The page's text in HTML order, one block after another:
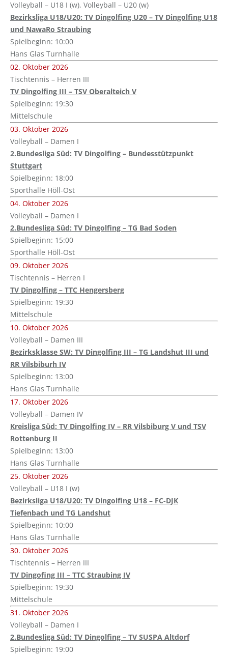
Volleyball – U18 I (w), Volleyball – U20 (w)
Bezirksliga U18/U20: TV Dingolfing U20 – TV Dingolfing U18
und NawaRo Straubing
Spielbeginn: 10:00
Hans Glas Turnhalle
02. Oktober 2026
Tischtennis – Herren III
TV Dingolfing III – TSV Oberalteich V
Spielbeginn: 19:30
Mittelschule
03. Oktober 2026
Volleyball – Damen I
2.Bundesliga Süd: TV Dingolfing – Bundesstützpunkt
Stuttgart
Spielbeginn: 18:00
Sporthalle Höll-Ost
04. Oktober 2026
Volleyball – Damen I
2.Bundesliga Süd: TV Dingolfing – TG Bad Soden
Spielbeginn: 15:00
Sporthalle Höll-Ost
09. Oktober 2026
Tischtennis – Herren I
TV Dingolfing – TTC Hengersberg
Spielbeginn: 19:30
Mittelschule
10. Oktober 2026
Volleyball – Damen III
Bezirksklasse SW: TV Dingolfing III – TG Landshut III und
RR Vilsbiburh IV
Spielbeginn: 13:00
Hans Glas Turnhalle
17. Oktober 2026
Volleyball – Damen IV
Kreisliga Süd: TV Dingolfing IV – RR Vilsbiburg V und TSV
Rottenburg II
Spielbeginn: 13:00
Hans Glas Turnhalle
25. Oktober 2026
Volleyball – U18 I (w)
Bezirksliga U18/U20: TV Dingolfing U18 – FC-DJK
Tiefenbach und TG Landshut
Spielbeginn: 10:00
Hans Glas Turnhalle
30. Oktober 2026
Tischtennis – Herren III
TV Dingofing III – TTC Straubing IV
Spielbeginn: 19:30
Mittelschule
31. Oktober 2026
Volleyball – Damen I
2.Bundesliga Süd: TV Dingolfing – TV SUSPA Altdorf
Spielbeginn: 19:00